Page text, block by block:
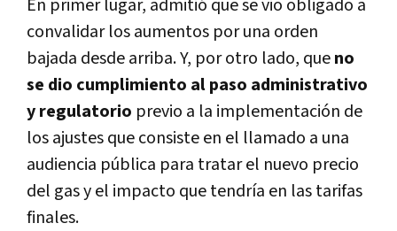
En primer lugar, admitió que se vio obligado a
convalidar los aumentos por una orden
bajada desde arriba. Y, por otro lado, queno
se dio cumplimiento al paso administrativo
y regulatorio previo a la implementación de
los ajustes que consiste en el llamado a una
audiencia pública para tratar el nuevo precio
del gas y el impacto que tendría en las tarifas
finales.